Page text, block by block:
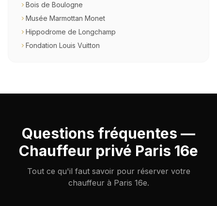
Bois de Boulogne
Musée Marmottan Monet
Hippodrome de Longchamp
Fondation Louis Vuitton
Questions fréquentes —
Chauffeur privé Paris 16e
Tout ce qu'il faut savoir pour réserver votre
chauffeur à Paris 16e.